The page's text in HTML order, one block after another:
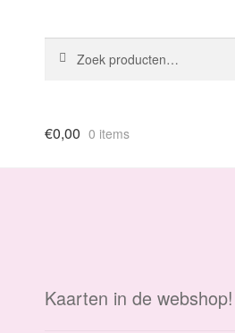
naar:
€0,00 0 items
Kaarten in de webshop!